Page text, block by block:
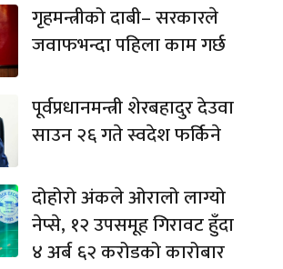
गृहमन्त्रीको दाबी– सरकारले
जवाफभन्दा पहिला काम गर्छ
पूर्वप्रधानमन्त्री शेरबहादुर देउवा
साउन २६ गते स्वदेश फर्किने
दोहोरो अंकले ओरालो लाग्यो
नेप्से, १२ उपसमूह गिरावट हुँदा
४ अर्ब ६२ करोडको कारोबार